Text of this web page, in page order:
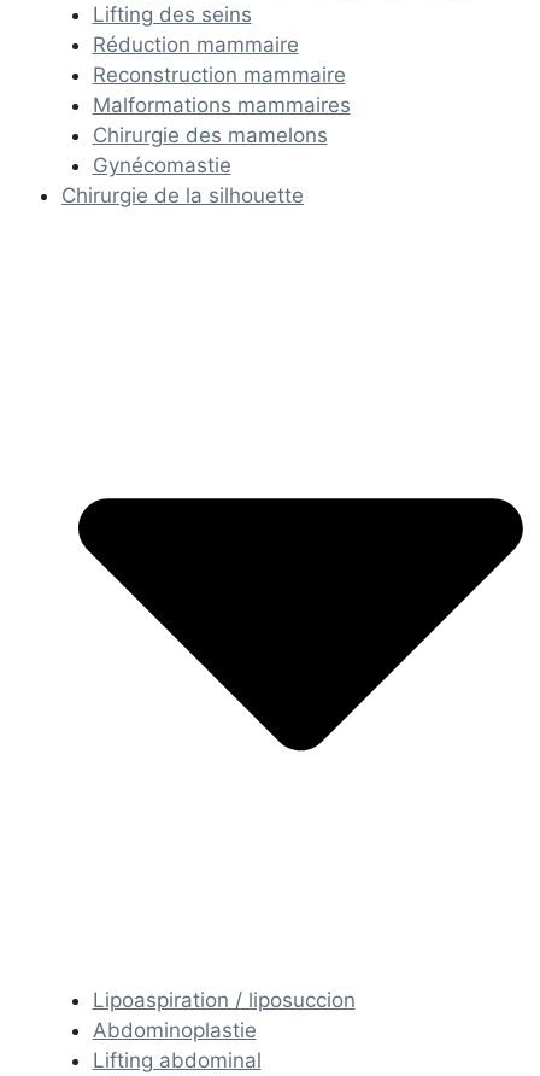
Lifting des seins
Réduction mammaire
Reconstruction mammaire
Malformations mammaires
Chirurgie des mamelons
Gynécomastie
Chirurgie de la silhouette
Lipoaspiration / liposuccion
Abdominoplastie
Lifting abdominal